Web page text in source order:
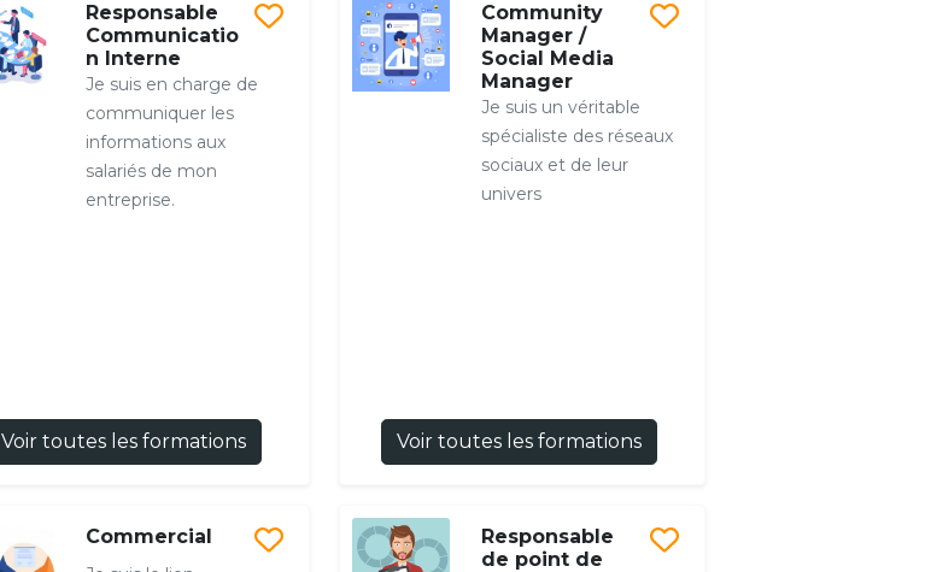
Responsable
Communicatio
n Interne
Je suis en charge de
communiquer les
informations aux
salariés de mon
entreprise.
Voir toutes les formations
Community
Manager /
Social Media
Manager
Je suis un véritable
spécialiste des réseaux
sociaux et de leur
univers
Voir toutes les formations
Commercial
Responsable
de point de